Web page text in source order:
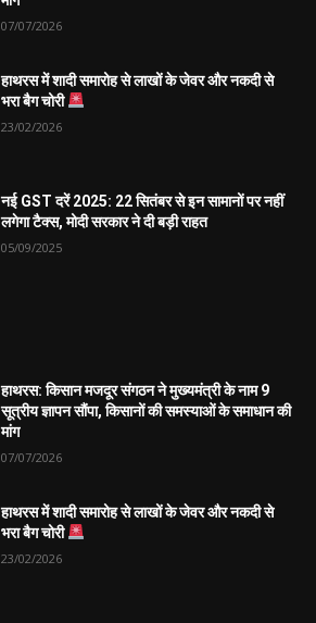
07/07/2026
हाथरस में शादी समारोह से लाखों के जेवर और नकदी से
भरा बैग चोरी
23/02/2026
नई GST दरें 2025: 22 सितंबर से इन सामानों पर नहीं
लगेगा टैक्स, मोदी सरकार ने दी बड़ी राहत
05/09/2025
हाथरस: किसान मजदूर संगठन ने मुख्यमंत्री के नाम 9
सूत्रीय ज्ञापन सौंपा, किसानों की समस्याओं के समाधान की
मांग
07/07/2026
हाथरस में शादी समारोह से लाखों के जेवर और नकदी से
भरा बैग चोरी
23/02/2026